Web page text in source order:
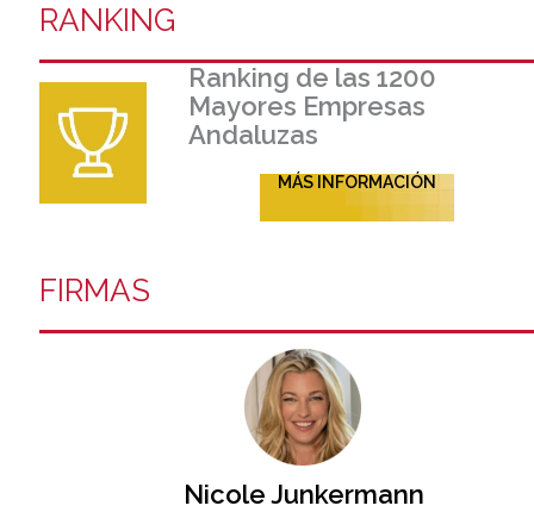
RANKING
Ranking de las 1200
Mayores Empresas
Andaluzas
MÁS INFORMACIÓN
FIRMAS
Nicole Junkermann​